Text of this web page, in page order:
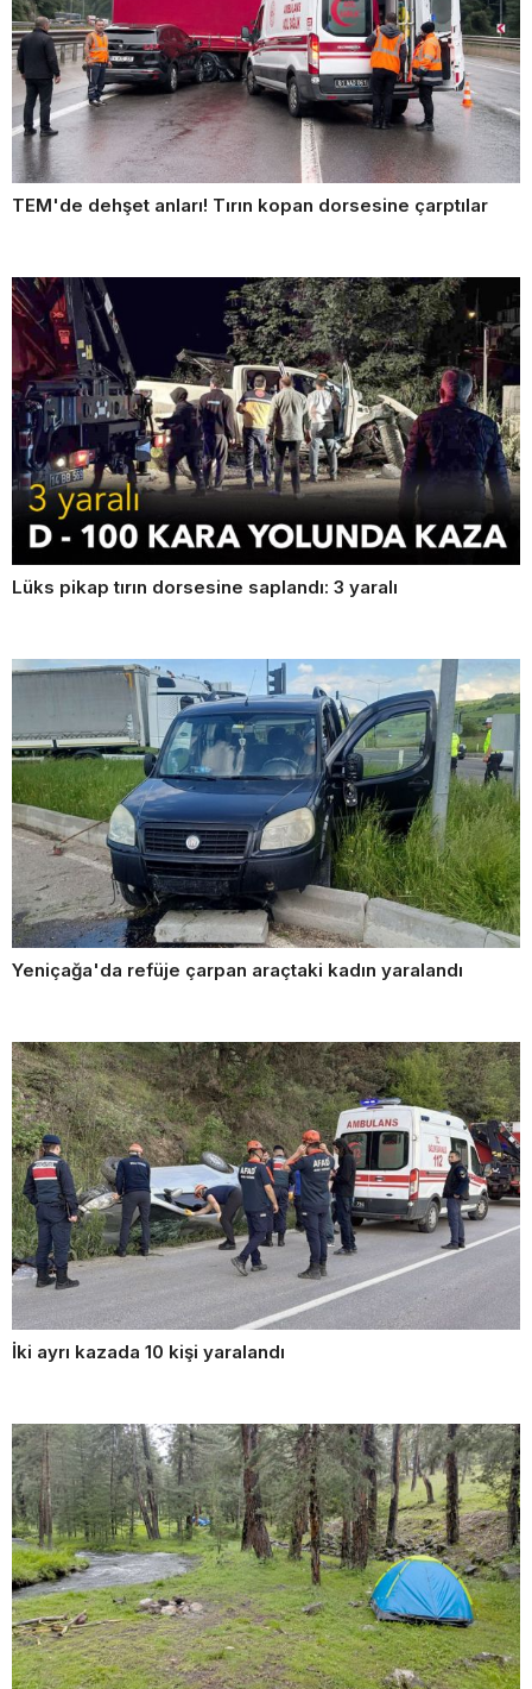
TEM'de dehşet anları! Tırın kopan dorsesine çarptılar
Lüks pikap tırın dorsesine saplandı: 3 yaralı
Yeniçağa'da refüje çarpan araçtaki kadın yaralandı
İki ayrı kazada 10 kişi yaralandı